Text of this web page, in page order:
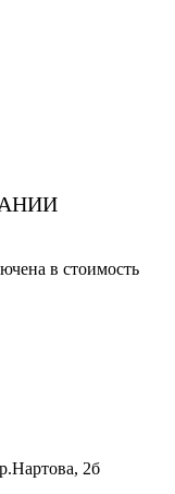
в стоимость
2б